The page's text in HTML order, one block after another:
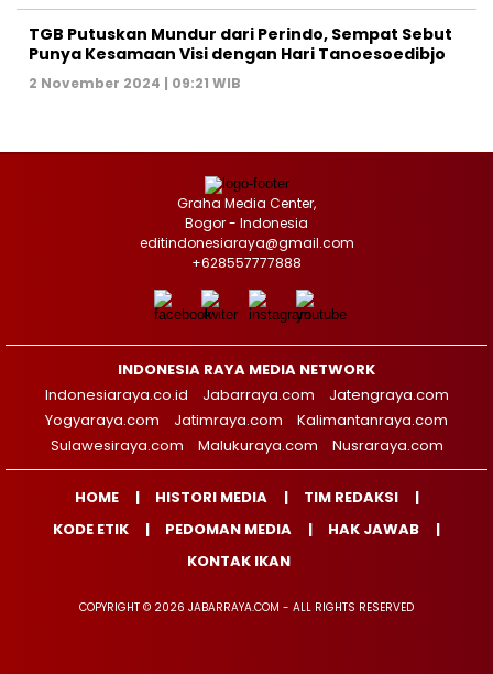
TGB Putuskan Mundur dari Perindo, Sempat Sebut
Punya Kesamaan Visi dengan Hari Tanoesoedibjo
2 November 2024 | 09:21 WIB
Graha Media Center,
Bogor - Indonesia
editindonesiaraya@gmail.com
+628557777888
INDONESIA RAYA MEDIA NETWORK
Indonesiaraya.co.id
Jabarraya.com
Jatengraya.com
Yogyaraya.com
Jatimraya.com
Kalimantanraya.com
Sulawesiraya.com
Malukuraya.com Nusraraya.com
HOME HISTORI MEDIA
TIM REDAKSI
KODE ETIK
PEDOMAN MEDIA
HAK JAWAB
KONTAK IKAN
COPYRIGHT © 2026 JABARRAYA.COM - ALL RIGHTS RESERVED